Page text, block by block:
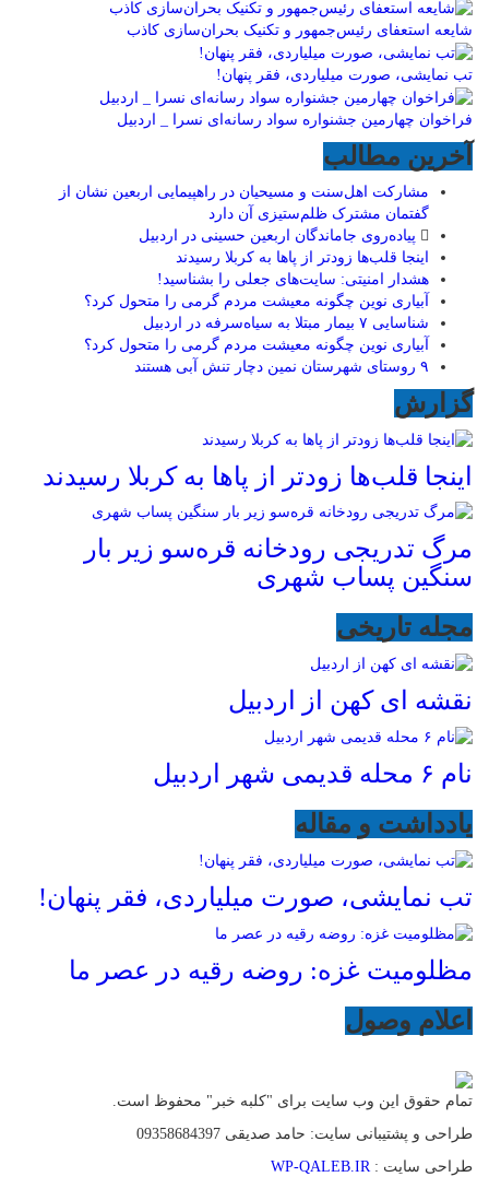
شایعه استعفای رئیس‌جمهور و تکنیک بحران‌سازی کاذب
تب نمایشی، صورت میلیاردی، فقر پنهان!
فراخوان چهارمین جشنواره سواد رسانه‌ای نسرا _ اردبیل
آخرین مطالب
مشارکت اهل‌سنت و مسیحیان در راهپیمایی اربعین نشان از
گفتمان مشترک ظلم‌ستیزی آن دارد
پیاده‌روی جاماندگان اربعین حسینی در اردبیل
اینجا قلب‌ها زودتر از پاها به کربلا رسیدند
هشدار امنیتی: سایت‌های جعلی را بشناسید!
آبیاری نوین چگونه معیشت مردم گرمی را متحول کرد؟
شناسایی ۷ بیمار مبتلا به سیاه‌سرفه در اردبیل
آبیاری نوین چگونه معیشت مردم گرمی را متحول کرد؟
۹ روستای شهرستان نمین دچار تنش آبی هستند
گزارش
اینجا قلب‌ها زودتر از پاها به کربلا رسیدند
مرگ تدریجی رودخانه قره‌سو زیر بار
سنگین پساب شهری
مجله تاریخی
نقشه ای کهن از اردبیل
نام ۶ محله قدیمی شهر اردبیل
یادداشت و مقاله
تب نمایشی، صورت میلیاردی، فقر پنهان!
مظلومیت غزه: روضه رقیه در عصر ما
اعلام وصول
تمام حقوق این وب سایت برای "کلبه خبر" محفوظ است.
طراحی و پشتیبانی سایت: حامد صدیقی 09358684397
طراحی سایت :